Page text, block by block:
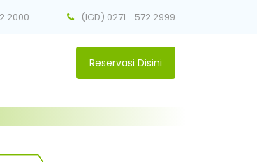
2000 (IGD) 0271 - 572 2999
Reservasi Disini